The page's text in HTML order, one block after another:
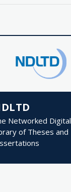
Networked Digital
of Theses and